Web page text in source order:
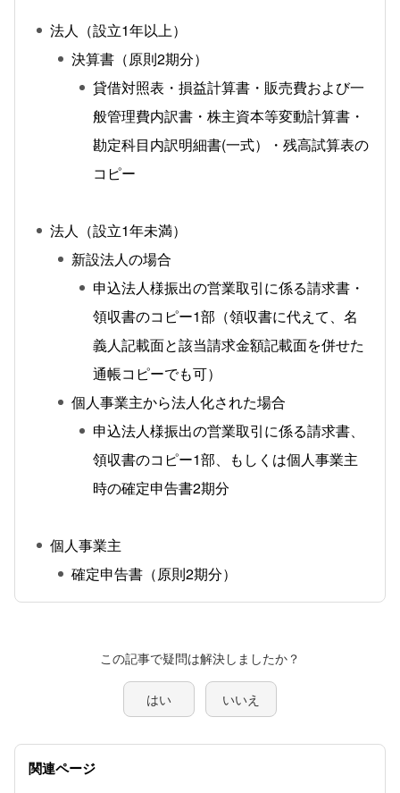
法人（設立1年以上）
決算書（原則2期分）
貸借対照表・損益計算書・販売費および一
般管理費内訳書・株主資本等変動計算書・
勘定科目内訳明細書(一式）・残高試算表の
コピー
法人（設立1年未満）
新設法人の場合
申込法人様振出の営業取引に係る請求書・
領収書のコピー1部（領収書に代えて、名
義人記載面と該当請求金額記載面を併せた
通帳コピーでも可）
個人事業主から法人化された場合
申込法人様振出の営業取引に係る請求書、
領収書のコピー1部、もしくは個人事業主
時の確定申告書2期分
個人事業主
確定申告書（原則2期分）
この記事で疑問は解決しましたか？
はい いいえ
関連ページ